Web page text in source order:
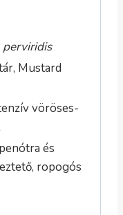
perviridis
Mustard
vöröses-
és
ropogós